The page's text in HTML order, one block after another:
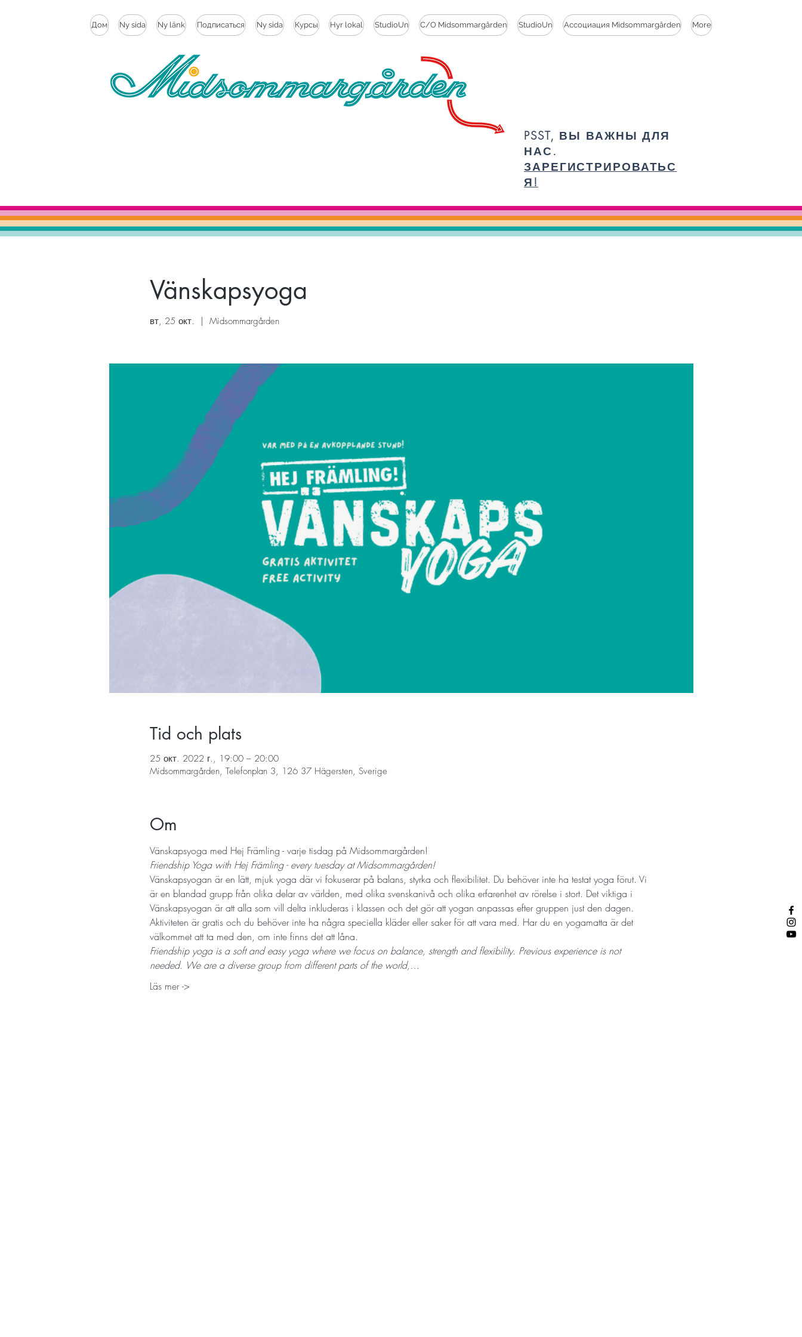
Дом Ny sida Ny länk Подписаться Ny sida Курсы Hyr lokal StudioUn C/O Midsommargården StudioUn Ассоциация Midsommargården More
PSST, ВЫ ВАЖНЫ ДЛЯ
НАС.
ЗАРЕГИСТРИРОВАТЬС
Я!
Vänskapsyoga
вт, 25 окт.
  |
Midsommargården
Tid och plats
25 окт. 2022 г., 19:00 – 20:00
Midsommargården, Telefonplan 3, 126 37 Hägersten, Sverige
Om
Vänskapsyoga med Hej Främling - varje tisdag på Midsommargården!
Friendship Yoga with Hej Främling - every tuesday at Midsommargården!
Vänskapsyogan är en lätt, mjuk yoga där vi fokuserar på balans, styrka och flexibilitet. Du behöver inte ha testat yoga förut. Vi
är en blandad grupp från olika delar av världen, med olika svenskanivå och olika erfarenhet av rörelse i stort. Det viktiga i
Vänskapsyogan är att alla som vill delta inkluderas i klassen och det gör att yogan anpassas efter gruppen just den dagen.
Aktiviteten är gratis och du behöver inte ha några speciella kläder eller saker för att vara med. Har du en yogamatta är det
välkommet att ta med den, om inte finns det att låna.
Friendship yoga is a soft and easy yoga where we focus on balance, strength and flexibility. Previous experience is not
needed. We are a diverse group from different parts of the world,…
Läs mer ->